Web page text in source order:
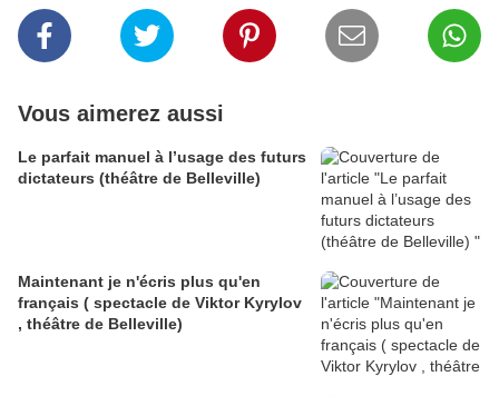
Vous aimerez aussi
Le parfait manuel à l’usage des futurs
dictateurs (théâtre de Belleville)
Maintenant je n'écris plus qu'en
français ( spectacle de Viktor Kyrylov
, théâtre de Belleville)